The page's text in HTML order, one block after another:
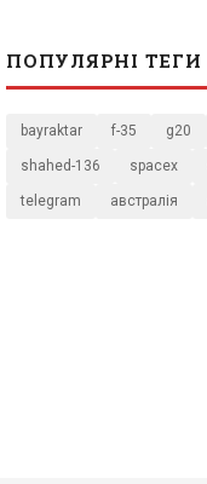
ПОПУЛЯРНІ ТЕГИ
bayraktar f-35 g20
shahed-136 spacex
telegram австралія